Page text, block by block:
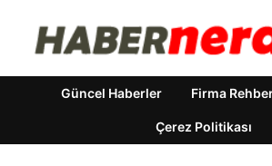
Güncel Haberler Firma
Çerez Politikası